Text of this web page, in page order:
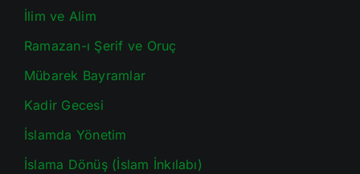
İlim ve Alim
Ramazan-ı Şerif ve Oruç
Mübarek Bayramlar
Kadir Gecesi
İslamda Yönetim
İslama Dönüş (İslam İnkılabı)